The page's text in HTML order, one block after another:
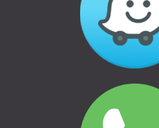
THULE | AUTO
THULE | VELO
THULE | ĢIMENEI
THULE |